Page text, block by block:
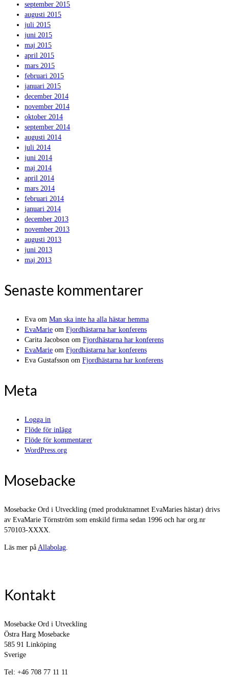
september 2015
augusti 2015
juli 2015
juni 2015
maj 2015
april 2015
mars 2015
februari 2015
januari 2015
december 2014
november 2014
oktober 2014
september 2014
augusti 2014
juli 2014
juni 2014
maj 2014
april 2014
mars 2014
februari 2014
januari 2014
december 2013
november 2013
augusti 2013
juni 2013
maj 2013
Senaste kommentarer
Eva om Man ska inte ha alla hästar hemma
EvaMarie om Fjordhästarna har konferens
Carita Jacobson om Fjordhästarna har konferens
EvaMarie om Fjordhästarna har konferens
Eva Gustafsson om Fjordhästarna har konferens
Meta
Logga in
Flöde för inlägg
Flöde för kommentarer
WordPress.org
Mosebacke
Mosebacke Ord i Utveckling (med produktnamnet EvaMaries hästar) drivs
av EvaMarie Törnström som enskild firma sedan 1996 och har org.nr
570103-XXXX.
Läs mer på Allabolag.
Kontakt
Mosebacke Ord i Utveckling
Östra Harg Mosebacke
585 91 Linköping
Sverige
Tel: +46 708 77 11 11